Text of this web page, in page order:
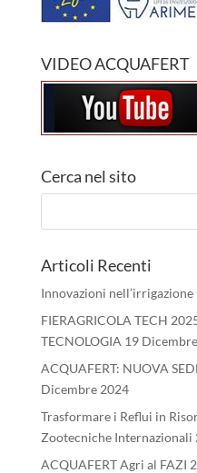
VIDEO ACQUAFERT
Cerca nel sito
Articoli Recenti
Innovazioni nell’irrigazione
FIERAGRICOLA TECH
TECNOLOGIA 19
ACQUAFERT: NUOVA
Dicembre 2024
Trasformare i Reflui in
Zootecniche Internazionali
ACQUAFERT Agri al FAZI